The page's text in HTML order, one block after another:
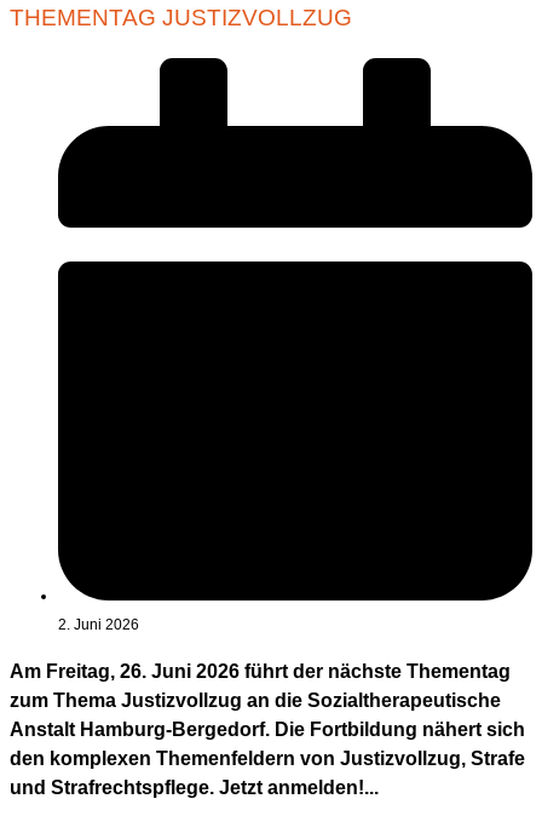
THEMENTAG JUSTIZVOLLZUG
2. Juni 2026
Am Freitag, 26. Juni 2026 führt der nächste Thementag
zum Thema Justizvollzug an die Sozialtherapeutische
Anstalt Hamburg-Bergedorf. Die Fortbildung nähert sich
den komplexen Themenfeldern von Justizvollzug, Strafe
und Strafrechtspflege. Jetzt anmelden!...